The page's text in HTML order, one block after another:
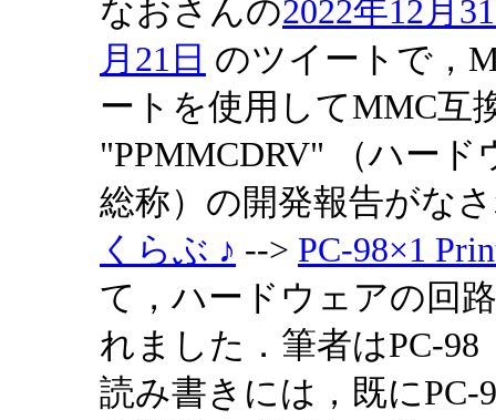
なおさんの2022年12月
月21日 のツイートで，
ートを使用してMMC互
"PPMMCDRV" （ハー
総称）の開発報告がな
くらぶ ♪ --> PC-98×1
て，ハードウェアの回
れました．筆者はPC-
読み書きには，既にPC-